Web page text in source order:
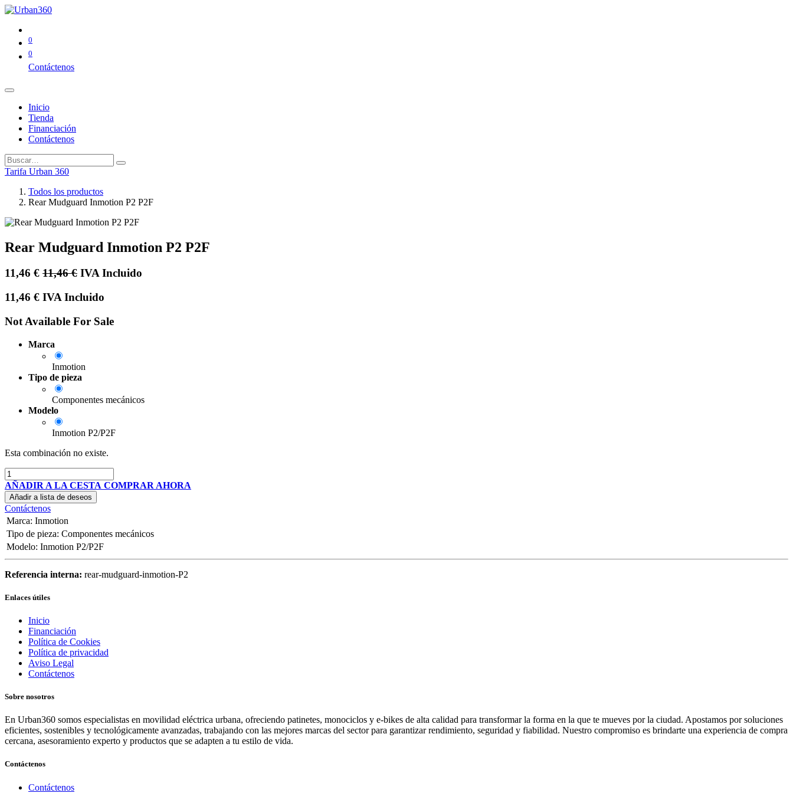
0
0
Contáctenos
Inicio
Tienda
Financiación
Contáctenos
Tarifa Urban 360
Todos los productos
Rear Mudguard Inmotion P2 P2F
Rear Mudguard Inmotion P2 P2F
11,46 € 11,46€ IVA Incluido
11,46 € IVA Incluido
Not Available For Sale
Marca
Inmotion
Tipo de pieza
Componentes mecánicos
Modelo
Inmotion P2/P2F
Esta combinación no existe.
AÑADIR A LA CESTA COMPRAR AHORA
Añadir a lista de deseos
Contáctenos
Marca: Inmotion
Tipo de pieza: Componentes mecánicos
Modelo: Inmotion P2/P2F
Referencia interna: rear-mudguard-inmotion-P2
Enlaces útiles
Inicio
Financiación
Política de Cookies
Política de privacidad
Aviso Legal
Contáctenos
Sobre nosotros
En Urban360 somos especialistas en movilidad eléctrica urbana, ofreciendo patinetes, monociclos y e-bikes de alta calidad para transformar la forma en la que te mueves por la ciudad. Apostamos por soluciones
eficientes, sostenibles y tecnológicamente avanzadas, trabajando con las mejores marcas del sector para garantizar rendimiento, seguridad y fiabilidad. Nuestro compromiso es brindarte una experiencia de compra
cercana, asesoramiento experto y productos que se adapten a tu estilo de vida.
Contáctenos
Contáctenos